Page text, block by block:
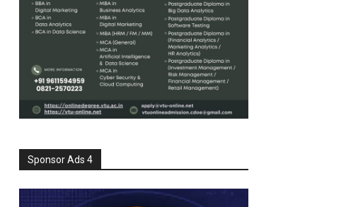
Sponsor Ads 4